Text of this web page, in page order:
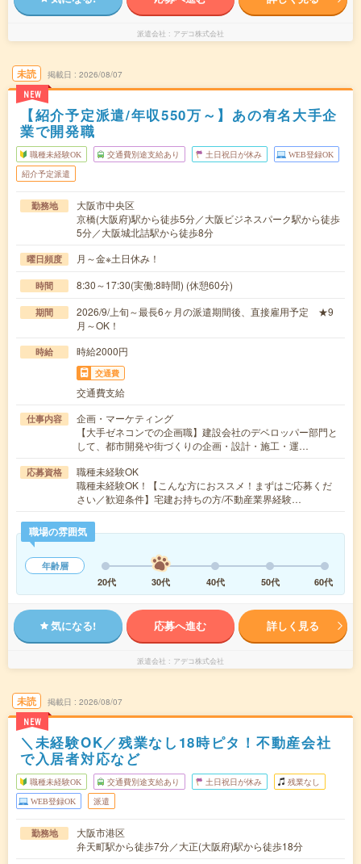
派遣会社 アデコ株式会社
未読
NEW
掲載日 2026/08/07
【紹介予定派遣/年収550万～】あの有名大手企
業で開発職
職種未経験OK 交通費別途支給あり 土日祝日が休み WEB登録OK
紹介予定派遣
勤務地
大阪市中央区
京橋(大阪府)駅から徒歩5分／大阪ビジネスパーク駅から徒歩
5分／大阪城北詰駅から徒歩8分
曜日頻度 月～金※土日休み！
時間 8:30～17:30(実働:8時間) (休憩60分)
期間
2026/9/上旬～最長6ヶ月の派遣期間後、直接雇用予定 ★9
月～OK！
時給 時給2000円
交通費
交通費支給
仕事内容
企画・マーケティング
【大手ゼネコンでの企画職】建設会社のデベロッパー部門と
して、都市開発や街づくりの企画・設計・施工・運…
応募資格
職種未経験OK
職種未経験OK！【こんな方におススメ！まずはご応募くだ
さい／歓迎条件】宅建お持ちの方/不動産業界経験…
職場の雰囲気
年齢層
20代
30代 40代 50代 60代
気になる! 応募へ進む 詳しく見る
派遣会社 アデコ株式会社
未読
NEW
掲載日 2026/08/07
＼未経験OK／残業なし18時ピタ！不動産会社
で入居者対応など
職種未経験OK 交通費別途支給あり 土日祝日が休み 残業なし
WEB登録OK 派遣
勤務地
大阪市港区
弁天町駅から徒歩7分／大正(大阪府)駅から徒歩18分